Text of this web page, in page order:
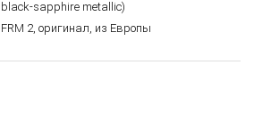
Блок управления светом
BMW X5-series (E70) внедорожник полный
black-sapphire metallic)